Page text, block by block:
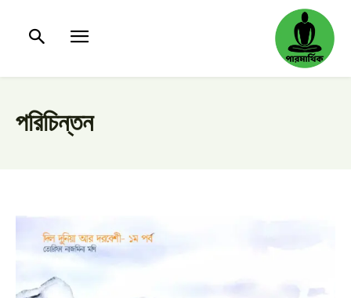
পরিচিন্তন